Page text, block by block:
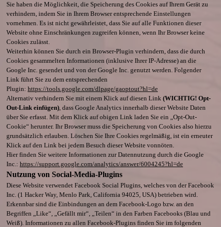
Sie haben die Möglichkeit, die Speicherung des Cookies auf Ihrem Gerät zu
verhindern, indem Sie in Ihrem Browser entsprechende Einstellungen
vornehmen. Es ist nicht gewährleistet, dass Sie auf alle Funktionen dieser
Website ohne Einschränkungen zugreifen können, wenn Ihr Browser keine
Cookies zulässt.
Weiterhin können Sie durch ein Browser-Plugin verhindern, dass die durch
Cookies gesammelten Informationen (inklusive Ihrer IP-Adresse) an die
Google Inc. gesendet und von der Google Inc. genutzt werden. Folgender
Link führt Sie zu dem entsprechenden
Plugin: https://tools.google.com/dlpage/gaoptout?hl=de
Alternativ verhindern Sie mit einem Klick auf diesen Link (WICHTIG! Opt-
Out-Link einfügen), dass Google Analytics innerhalb dieser Website Daten
über Sie erfasst. Mit dem Klick auf obigen Link laden Sie ein „Opt-Out-
Cookie“ herunter. Ihr Browser muss die Speicherung von Cookies also hierzu
grundsätzlich erlauben. Löschen Sie Ihre Cookies regelmäßig, ist ein erneuter
Klick auf den Link bei jedem Besuch dieser Website vonnöten.
Hier finden Sie weitere Informationen zur Datennutzung durch die Google
Inc.: https://support.google.com/analytics/answer/6004245?hl=de
Nutzung von Social-Media-Plugins
Diese Website verwendet Facebook Social Plugins, welches von der Facebook
Inc. (1 Hacker Way, Menlo Park, California 94025, USA) betrieben wird.
Erkennbar sind die Einbindungen an dem Facebook-Logo bzw. an den
Begriffen „Like“, „Gefällt mir“, „Teilen“ in den Farben Facebooks (Blau und
Weiß). Informationen zu allen Facebook-Plugins finden Sie im folgenden